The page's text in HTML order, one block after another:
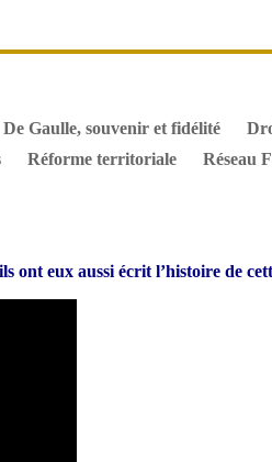
De Gaulle, souvenir et fidélité
Réforme territoriale Réseau
ont eux aussi écrit l’histoire de